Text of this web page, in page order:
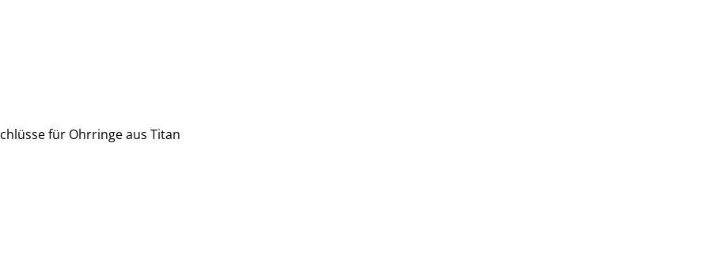
für Ohrringe aus Titan